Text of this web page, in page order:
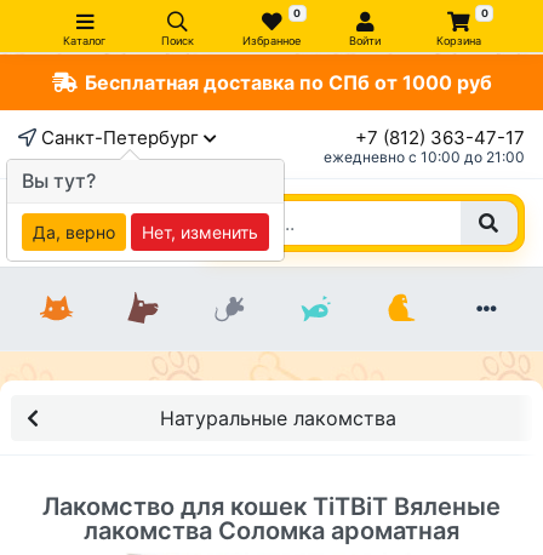
Каталог Поиск
0
Избранное Войти
0
Корзина
Бесплатная доставка по СПб от 1000 руб
Санкт-Петербург +7 (812) 363-47-17
ежедневно c 10:00 до 21:00
Натуральные лакомства
Лакомство для кошек TiTBiT Вяленые
лакомства Соломка ароматная
Вы тут?
Да, верно Нет, изменить